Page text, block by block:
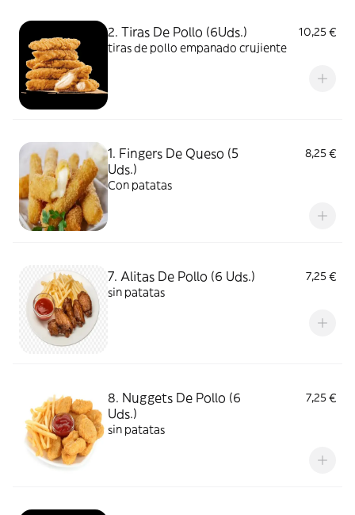
2. Tiras De Pollo (6Uds.)
10,25 €
tiras de pollo empanado crujiente
1. Fingers De Queso (5
Uds.)
8,25 €
Con patatas
7. Alitas De Pollo (6 Uds.)
7,25 €
sin patatas
8. Nuggets De Pollo (6
Uds.)
7,25 €
sin patatas